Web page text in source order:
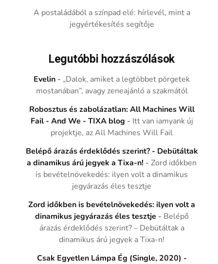
A postaládából a színpad elé: hírlevél, mint a
jegyértékesítés segítője
Legutóbbi hozzászólások
Evelin - „Dalok, amiket a legtöbbet pörgetek
mostanában”, avagy zeneajánló a szakmától
Robosztus és zabolázatlan: All Machines Will
Fail - And We - TIXA blog - Itt van iamyank új
projektje, az All Machines Will Fail
Belépő árazás érdeklődés szerint? - Debütáltak
a dinamikus árú jegyek a Tixa-n! -Zord időkben
is bevételnövekedés: ilyen volt a dinamikus
jegyárazás éles tesztje
Zord időkben is bevételnövekedés: ilyen volt a
dinamikus jegyárazás éles tesztje - Belépő
árazás érdeklődés szerint? – Debütáltak a
dinamikus árú jegyek a Tixa-n!
Csak Egyetlen Lámpa Ég (Single, 2020) -